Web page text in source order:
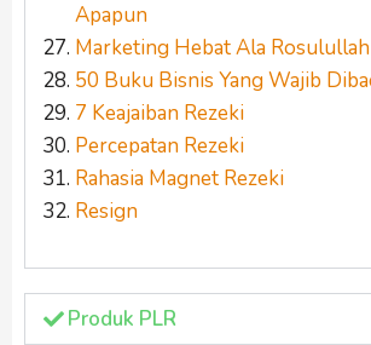
Apapun
Marketing Hebat Ala Rosulullah
50 Buku Bisnis Yang Wajib
7 Keajaiban Rezeki
Percepatan Rezeki
Rahasia Magnet Rezeki
Resign
Produk PLR